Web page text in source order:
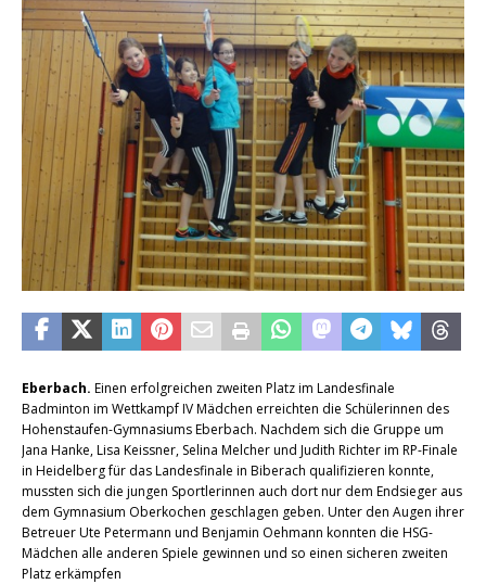
Eberbach. Einen erfolgreichen zweiten Platz im Landesfinale
Badminton im Wettkampf IV Mädchen erreichten die Schülerinnen des
Hohenstaufen-Gymnasiums Eberbach. Nachdem sich die Gruppe um
Jana Hanke, Lisa Keissner, Selina Melcher und Judith Richter im RP-Finale
in Heidelberg für das Landesfinale in Biberach qualifizieren konnte,
mussten sich die jungen Sportlerinnen auch dort nur dem Endsieger aus
dem Gymnasium Oberkochen geschlagen geben. Unter den Augen ihrer
Betreuer Ute Petermann und Benjamin Oehmann konnten die HSG-
Mädchen alle anderen Spiele gewinnen und so einen sicheren zweiten
Platz erkämpfen